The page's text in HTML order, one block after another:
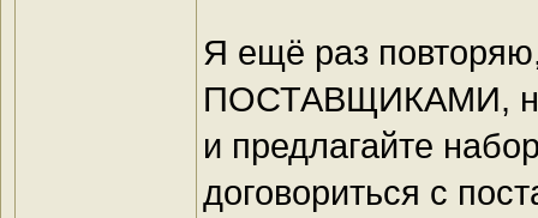
Я ещё раз
ПОСТАВЩИКАМИ, не
и предлагайте
договориться с